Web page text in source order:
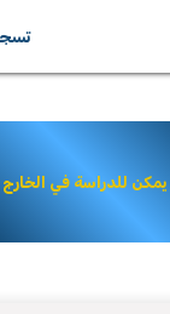
للدراسة في الخارج